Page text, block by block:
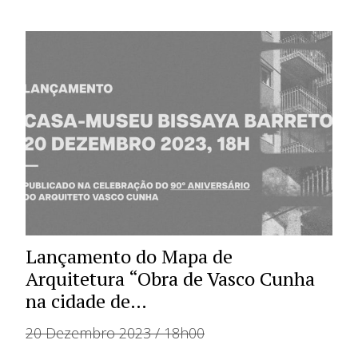
Lançamento do Mapa de
Arquitetura “Obra de Vasco Cunha
na cidade de…
20 Dezembro 2023 / 18h00